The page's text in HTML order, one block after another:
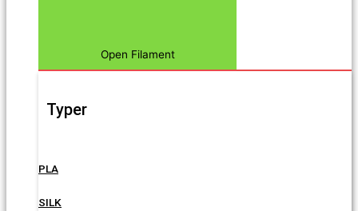
Open Filament
Typer
PLA
SILK